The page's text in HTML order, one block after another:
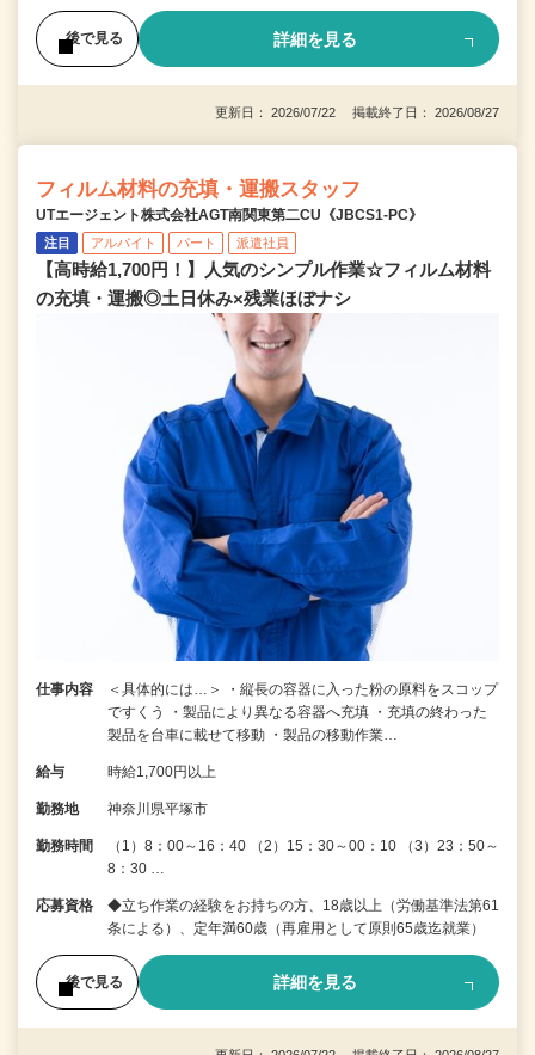
後で見る 詳細を見る
更新日： 2026/07/22 掲載終了日： 2026/08/27
フィルム材料の充填・運搬スタッフ
UTエージェント株式会社AGT南関東第二CU《JBCS1-PC》
注目 アルバイト パート 派遣社員
【高時給1,700円！】人気のシンプル作業☆フィルム材料
の充填・運搬◎土日休み×残業ほぼナシ
仕事内容
＜具体的には…＞ ・縦長の容器に入った粉の原料をスコップ
ですくう ・製品により異なる容器へ充填 ・充填の終わった
製品を台車に載せて移動 ・製品の移動作業…
給与 時給1,700円以上
勤務地 神奈川県平塚市
勤務時間
（1）8：00～16：40 （2）15：30～00：10 （3）23：50～
8：30 …
応募資格
◆立ち作業の経験をお持ちの方、18歳以上（労働基準法第61
条による）、定年満60歳（再雇用として原則65歳迄就業）
後で見る 詳細を見る